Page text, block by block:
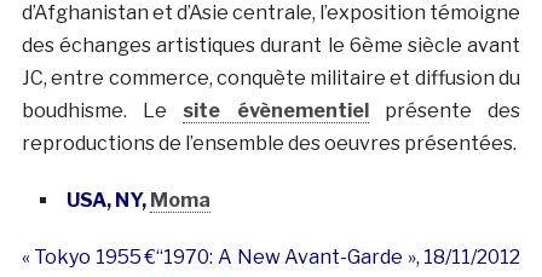
d’Afghanistan et d’Asie centrale, l’exposition témoigne
des échanges artistiques durant le 6ème siècle avant
JC, entre commerce, conquète militaire et diffusion du
boudhisme. Le site évènementiel
présente des
reproductions de l’ensemble des oeuvres présentées.
USA, NY, Moma
« Tokyo 1955 €“1970: A New Avant-Garde », 18/11/2012